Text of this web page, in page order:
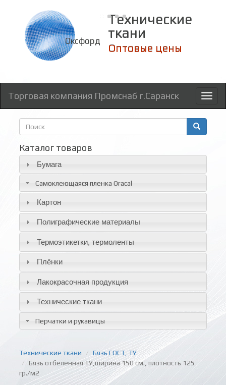
Технические
ткани
Оксфорд
Оптовые цены
Торговая компания Промснаб г.Саранск
Форма
поиска
Каталог товаров
Бумага
Самоклеющаяся пленка Oracal
Картон
Полиграфические материалы
Термоэтикетки, термоленты
Плёнки
Лакокрасочная продукция
Технические ткани
Перчатки и рукавицы
Технические ткани
Бязь ГОСТ, ТУ
Бязь отбеленная ТУ,ширина 150 см., плотность 125
гр./м2